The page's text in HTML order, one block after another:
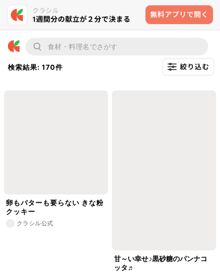
検索結果: 170件
卵もバターも要らない きな粉
クッキー
クラシル公式
甘～い幸せ♪黒砂糖のパンナコ
ッタ♬